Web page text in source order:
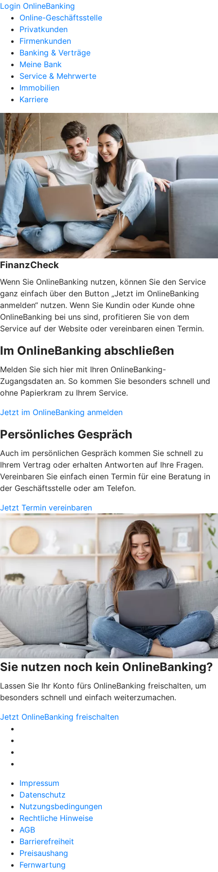
Login OnlineBanking
Online-Geschäftsstelle
Privatkunden
Firmenkunden
Banking & Verträge
Meine Bank
Service & Mehrwerte
Immobilien
Karriere
FinanzCheck
Wenn Sie OnlineBanking nutzen, können Sie den Service
ganz einfach über den Button „Jetzt im OnlineBanking
anmelden“ nutzen. Wenn Sie Kundin oder Kunde ohne
OnlineBanking bei uns sind, profitieren Sie von dem
Service auf der Website oder vereinbaren einen Termin.
Im OnlineBanking abschließen
Melden Sie sich hier mit Ihren OnlineBanking-
Zugangsdaten an. So kommen Sie besonders schnell und
ohne Papierkram zu Ihrem Service.
Jetzt im OnlineBanking anmelden
Persönliches Gespräch
Auch im persönlichen Gespräch kommen Sie schnell zu
Ihrem Vertrag oder erhalten Antworten auf Ihre Fragen.
Vereinbaren Sie einfach einen Termin für eine Beratung in
der Geschäftsstelle oder am Telefon.
Jetzt Termin vereinbaren
Sie nutzen noch kein OnlineBanking?
Lassen Sie Ihr Konto fürs OnlineBanking freischalten, um
besonders schnell und einfach weiterzumachen.
Jetzt OnlineBanking freischalten
Impressum
Datenschutz
Nutzungsbedingungen
Rechtliche Hinweise
AGB
Barrierefreiheit
Preisaushang
Fernwartung